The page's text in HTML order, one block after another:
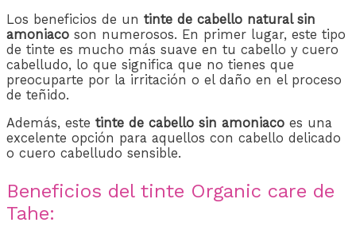
Los beneficios de un tinte de cabello natural sin
amoniaco son numerosos. En primer lugar, este tipo
de tinte es mucho más suave en tu cabello y cuero
cabelludo, lo que significa que no tienes que
preocuparte por la irritación o el daño en el proceso
de teñido.
Además, este tinte de cabello sin amoniaco es una
excelente opción para aquellos con cabello delicado
o cuero cabelludo sensible.
Beneficios del tinte Organic care de
Tahe: